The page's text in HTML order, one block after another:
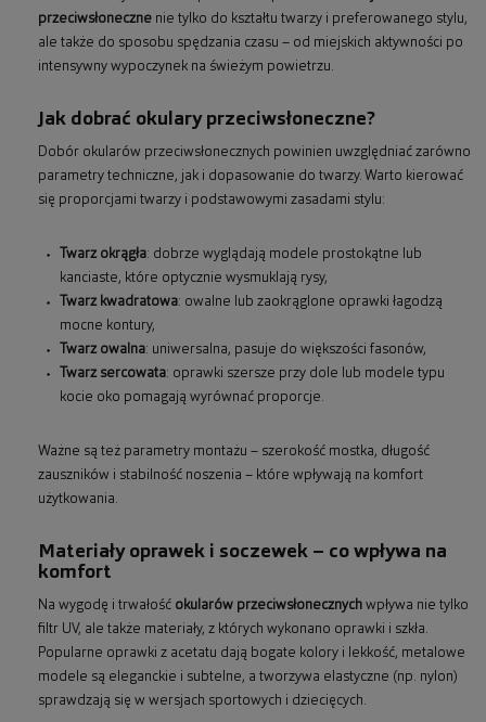
przeciwsłoneczne nie tylko do kształtu twarzy i preferowanego stylu,
ale także do sposobu spędzania czasu – od miejskich aktywności po
intensywny wypoczynek na świeżym powietrzu.
Jak dobrać okulary przeciwsłoneczne?
Dobór okularów przeciwsłonecznych powinien uwzględniać zarówno
parametry techniczne, jak i dopasowanie do twarzy. Warto kierować
się proporcjami twarzy i podstawowymi zasadami stylu:
Twarz okrągła: dobrze wyglądają modele prostokątne lub
kanciaste, które optycznie wysmuklają rysy,
Twarz kwadratowa: owalne lub zaokrąglone oprawki łagodzą
mocne kontury,
Twarz owalna: uniwersalna, pasuje do większości fasonów,
Twarz sercowata: oprawki szersze przy dole lub modele typu
kocie oko pomagają wyrównać proporcje.
Ważne są też parametry montażu – szerokość mostka, długość
zauszników i stabilność noszenia – które wpływają na komfort
użytkowania.
Materiały oprawek i soczewek – co wpływa na
komfort
Na wygodę i trwałość okularów przeciwsłonecznych wpływa nie tylko
filtr UV, ale także materiały, z których wykonano oprawki i szkła.
Popularne oprawki z acetatu dają bogate kolory i lekkość, metalowe
modele są eleganckie i subtelne, a tworzywa elastyczne (np. nylon)
sprawdzają się w wersjach sportowych i dziecięcych.